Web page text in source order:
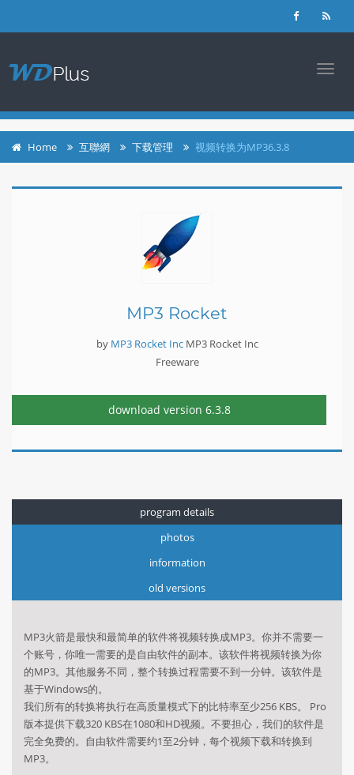
Home 互聯網 下载管理 视频转换为MP36.3.8
MP3 Rocket
by MP3 Rocket Inc MP3 Rocket Inc
Freeware
download version 6.3.8
program details
photos
information
old versions
MP3火箭是最快和最简单的软件将视频转换成MP3。你并不需要一
个账号，你唯一需要的是自由软件的副本。该软件将视频转换为你
的MP3。其他服务不同，整个转换过程需要不到一分钟。该软件是
基于Windows的。
我们所有的转换将执行在高质量模式下的比特率至少256 KBS。 Pro
版本提供下载320 KBS在1080和HD视频。不要担心，我们的软件是
完全免费的。自由软件需要约1至2分钟，每个视频下载和转换到
MP3。